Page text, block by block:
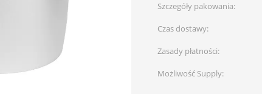
Szczegóły pakowania:
Czas dostawy:
Zasady płatności:
Możliwość Supply: